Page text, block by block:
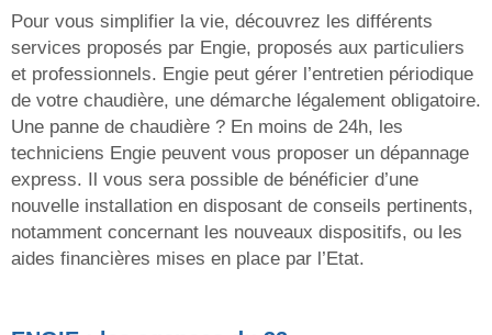
Pour vous simplifier la vie, découvrez les différents
services proposés par Engie, proposés aux particuliers
et professionnels. Engie peut gérer l’entretien périodique
de votre chaudière, une démarche légalement obligatoire.
Une panne de chaudière ? En moins de 24h, les
techniciens Engie peuvent vous proposer un dépannage
express. Il vous sera possible de bénéficier d’une
nouvelle installation en disposant de conseils pertinents,
notamment concernant les nouveaux dispositifs, ou les
aides financières mises en place par l’Etat.